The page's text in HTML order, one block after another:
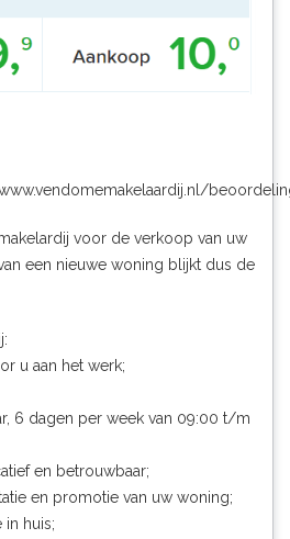
voor de verkoop van uw
een nieuwe woning blijkt dus de
u aan het werk;
6 dagen per week van 09:00 t/m
en betrouwbaar;
en promotie van uw woning;
in huis;